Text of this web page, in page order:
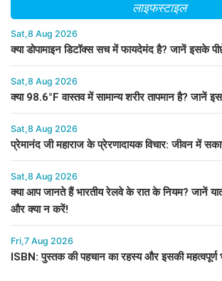
लाइफस्टाइल
Sat,8 Aug 2026
क्या डोपामाइन डिटॉक्स सच में फायदेमंद है? जानें इसके
Sat,8 Aug 2026
क्या 98.6°F वास्तव में सामान्य शरीर तापमान है? जानें
Sat,8 Aug 2026
प्रेमानंद जी महाराज के प्रेरणादायक विचार: जीवन में
Sat,8 Aug 2026
क्या आप जानते हैं भारतीय रेलवे के रात के नियम? जानें
और क्या न करें!
Fri,7 Aug 2026
ISBN: पुस्तक की पहचान का रहस्य और इसकी महत्वपूर्ण